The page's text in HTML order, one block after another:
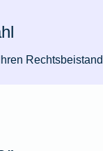
Rechtsbeistand